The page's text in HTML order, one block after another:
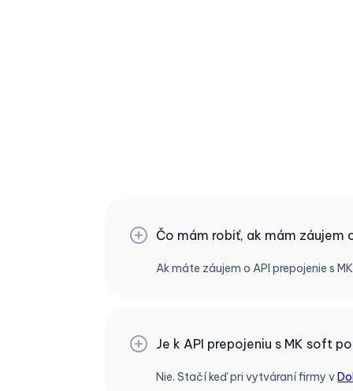
Čo mám robiť, ak mám záujem
Ak máte záujem o API prepojenie s
Je k API prepojeniu s MK soft
Nie. Stačí keď pri vytváraní firmy v